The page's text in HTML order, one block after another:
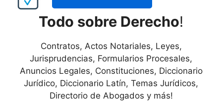
Todo sobre Derecho!
Contratos, Actos Notariales, Leyes,
Jurisprudencias, Formularios Procesales,
Anuncios Legales, Constituciones, Diccionario
Jurídico, Diccionario Latín, Temas Jurídicos,
Directorio de Abogados y más!